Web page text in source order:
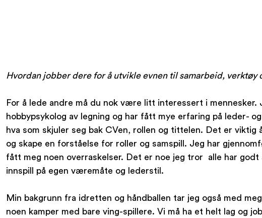
Hvordan jobber dere for å utvikle evnen til samarbeid, verktøy
For å lede andre må du nok være litt interessert i mennesker.
hobbypsykolog av legning og har fått mye erfaring på leder-
hva som skjuler seg bak CVen, rollen og tittelen. Det er viktig
og skape en forståelse for roller og samspill. Jeg har
fått meg noen overraskelser. Det er noe jeg tror  alle har
innspill på egen væremåte og lederstil.
Min bakgrunn fra idretten og håndballen tar jeg også med
noen kamper med bare ving-spillere. Vi må ha et helt lag og